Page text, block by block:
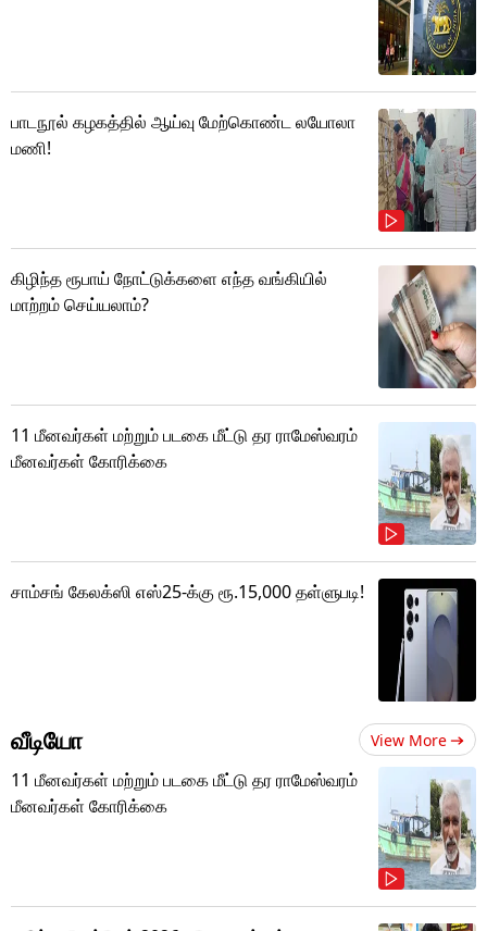
பாடநூல் கழகத்தில் ஆய்வு மேற்கொண்ட லயோலா
மணி!
கிழிந்த ரூபாய் நோட்டுக்களை எந்த வங்கியில்
மாற்றம் செய்யலாம்?
11 மீனவர்கள் மற்றும் படகை மீட்டு தர ராமேஸ்வரம்
மீனவர்கள் கோரிக்கை
சாம்சங் கேலக்ஸி எஸ்25-க்கு ரூ.15,000 தள்ளுபடி!
வீடியோ View More
11 மீனவர்கள் மற்றும் படகை மீட்டு தர ராமேஸ்வரம்
மீனவர்கள் கோரிக்கை